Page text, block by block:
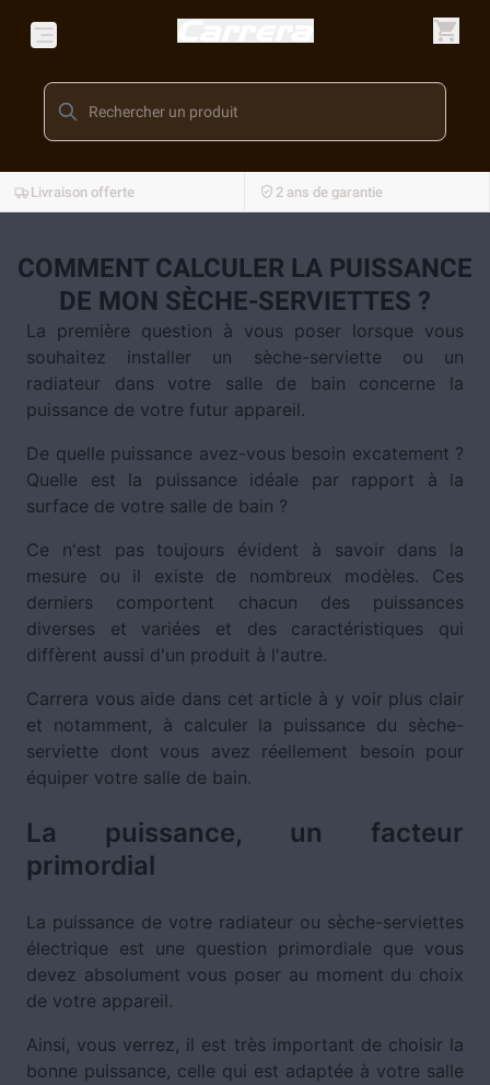
Livraison offerte 2 ans de garantie
COMMENT CALCULER LA PUISSANCE
DE MON SÈCHE-SERVIETTES ?
La première question à vous poser lorsque vous
souhaitez installer un sèche-serviette ou un
radiateur dans votre salle de bain concerne la
puissance de votre futur appareil.
De quelle puissance avez-vous besoin excatement ?
Quelle est la puissance idéale par rapport à la
surface de votre salle de bain ?
Ce n'est pas toujours évident à savoir dans la
mesure ou il existe de nombreux modèles. Ces
derniers comportent chacun des puissances
diverses et variées et des caractéristiques qui
diffèrent aussi d'un produit à l'autre.
Carrera vous aide dans cet article à y voir plus clair
et notamment, à calculer la puissance du sèche-
serviette dont vous avez réellement besoin pour
équiper votre salle de bain.
La puissance, un facteur
primordial
La puissance de votre radiateur ou sèche-serviettes
électrique est une question primordiale que vous
devez absolument vous poser au moment du choix
de votre appareil.
Ainsi, vous verrez, il est très important de choisir la
bonne puissance, celle qui est adaptée à votre salle